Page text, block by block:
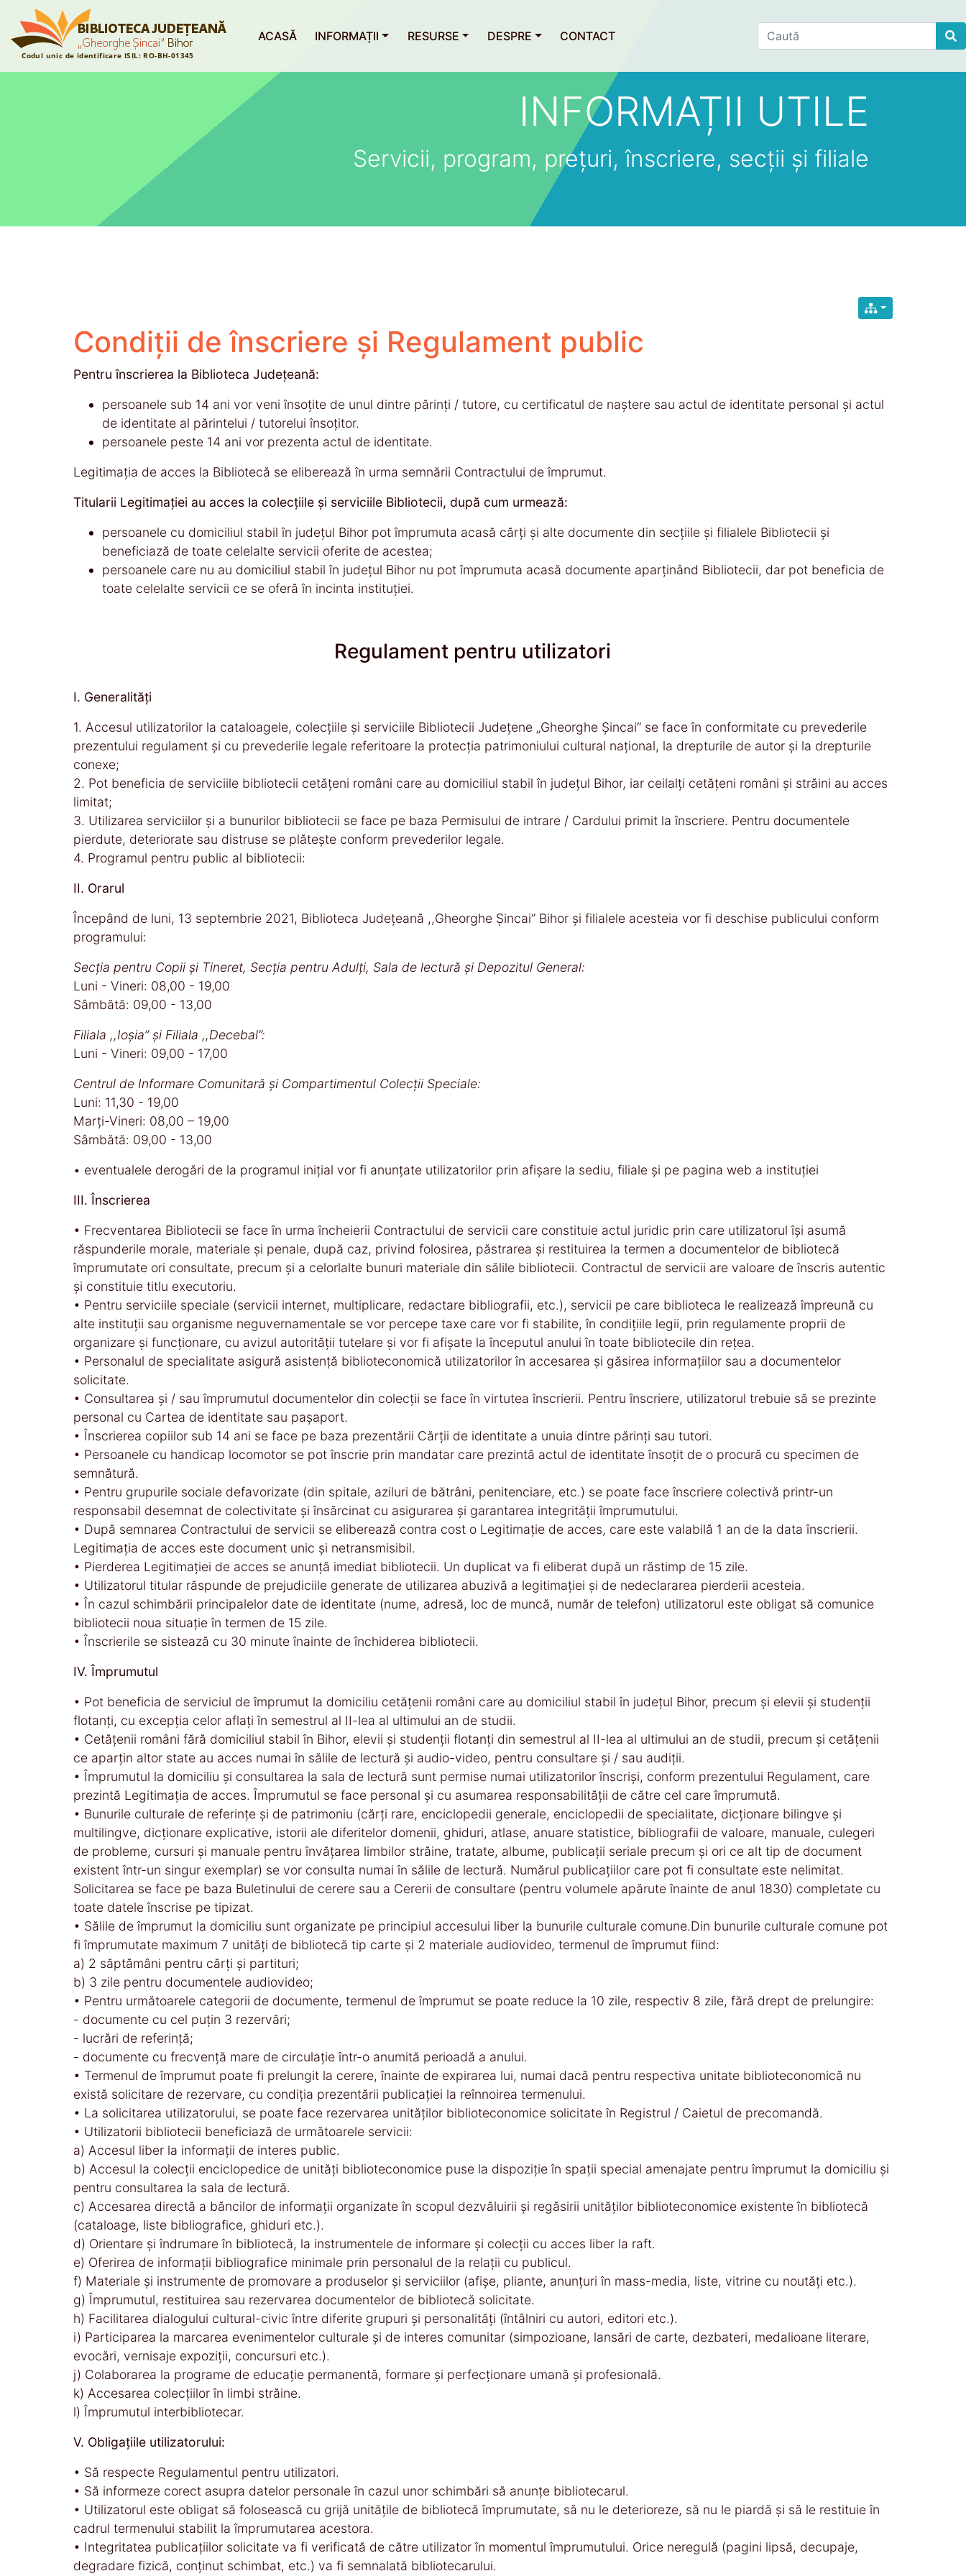
ACASĂ INFORMAȚII RESURSE DESPRE CONTACT
Find
INFORMAȚII UTILE
Servicii, program, prețuri, înscriere, secții și filiale
Condiţii de înscriere și Regulament public
Pentru înscrierea la Biblioteca Judeţeană:
persoanele sub 14 ani vor veni însoţite de unul dintre părinţi / tutore, cu certificatul de naştere sau actul de identitate personal şi actul
de identitate al părintelui / tutorelui însoţitor.
persoanele peste 14 ani vor prezenta actul de identitate.
Legitimaţia de acces la Bibliotecă se eliberează în urma semnării Contractului de împrumut.
Titularii Legitimaţiei au acces la colecţiile şi serviciile Bibliotecii, după cum urmează:
persoanele cu domiciliul stabil în judeţul Bihor pot împrumuta acasă cărţi şi alte documente din secţiile şi filialele Bibliotecii şi
beneficiază de toate celelalte servicii oferite de acestea;
persoanele care nu au domiciliul stabil în judeţul Bihor nu pot împrumuta acasă documente aparţinând Bibliotecii, dar pot beneficia de
toate celelalte servicii ce se oferă în incinta instituţiei.
Regulament pentru utilizatori
I. Generalităţi
1. Accesul utilizatorilor la cataloagele, colecţiile şi serviciile Bibliotecii Judeţene „Gheorghe Șincai“ se face în conformitate cu prevederile
prezentului regulament şi cu prevederile legale referitoare la protecţia patrimoniului cultural naţional, la drepturile de autor şi la drepturile
conexe;
2. Pot beneficia de serviciile bibliotecii cetăţeni români care au domiciliul stabil în judeţul Bihor, iar ceilalţi cetăţeni români şi străini au acces
limitat;
3. Utilizarea serviciilor şi a bunurilor bibliotecii se face pe baza Permisului de intrare / Cardului primit la înscriere. Pentru documentele
pierdute, deteriorate sau distruse se plăteşte conform prevederilor legale.
4. Programul pentru public al bibliotecii:
II. Orarul
Începând de luni, 13 septembrie 2021, Biblioteca Județeană ,,Gheorghe Șincai” Bihor și filialele acesteia vor fi deschise publicului conform
programului:
Secția pentru Copii și Tineret, Secția pentru Adulți, Sala de lectură și Depozitul General:
Luni - Vineri: 08,00 - 19,00
Sâmbătă: 09,00 - 13,00
Filiala ,,Ioșia” și Filiala ,,Decebal”:
Luni - Vineri: 09,00 - 17,00
Centrul de Informare Comunitară și Compartimentul Colecții Speciale:
Luni: 11,30 - 19,00
Marți-Vineri: 08,00 – 19,00
Sâmbătă: 09,00 - 13,00
• eventualele derogări de la programul inițial vor fi anunțate utilizatorilor prin afișare la sediu, filiale și pe pagina web a instituției
III. Înscrierea
• Frecventarea Bibliotecii se face în urma încheierii Contractului de servicii care constituie actul juridic prin care utilizatorul îşi asumă
răspunderile morale, materiale şi penale, după caz, privind folosirea, păstrarea şi restituirea la termen a documentelor de bibliotecă
împrumutate ori consultate, precum şi a celorlalte bunuri materiale din sălile bibliotecii. Contractul de servicii are valoare de înscris autentic
şi constituie titlu executoriu.
• Pentru serviciile speciale (servicii internet, multiplicare, redactare bibliografii, etc.), servicii pe care biblioteca le realizează împreună cu
alte instituţii sau organisme neguvernamentale se vor percepe taxe care vor fi stabilite, în condiţiile legii, prin regulamente proprii de
organizare şi funcţionare, cu avizul autorităţii tutelare şi vor fi afişate la începutul anului în toate bibliotecile din reţea.
• Personalul de specialitate asigură asistenţă biblioteconomică utilizatorilor în accesarea şi găsirea informaţiilor sau a documentelor
solicitate.
• Consultarea şi / sau împrumutul documentelor din colecţii se face în virtutea înscrierii. Pentru înscriere, utilizatorul trebuie să se prezinte
personal cu Cartea de identitate sau pașaport.
• Înscrierea copiilor sub 14 ani se face pe baza prezentării Cărţii de identitate a unuia dintre părinţi sau tutori.
• Persoanele cu handicap locomotor se pot înscrie prin mandatar care prezintă actul de identitate însoţit de o procură cu specimen de
semnătură.
• Pentru grupurile sociale defavorizate (din spitale, aziluri de bătrâni, penitenciare, etc.) se poate face înscriere colectivă printr-un
responsabil desemnat de colectivitate şi însărcinat cu asigurarea şi garantarea integrităţii împrumutului.
• După semnarea Contractului de servicii se eliberează contra cost o Legitimaţie de acces, care este valabilă 1 an de la data înscrierii.
Legitimaţia de acces este document unic și netransmisibil.
• Pierderea Legitimaţiei de acces se anunţă imediat bibliotecii. Un duplicat va fi eliberat după un răstimp de 15 zile.
• Utilizatorul titular răspunde de prejudiciile generate de utilizarea abuzivă a legitimaţiei şi de nedeclararea pierderii acesteia.
• În cazul schimbării principalelor date de identitate (nume, adresă, loc de muncă, număr de telefon) utilizatorul este obligat să comunice
bibliotecii noua situaţie în termen de 15 zile.
• Înscrierile se sistează cu 30 minute înainte de închiderea bibliotecii.
IV. Împrumutul
• Pot beneficia de serviciul de împrumut la domiciliu cetăţenii români care au domiciliul stabil în judeţul Bihor, precum şi elevii şi studenţii
flotanţi, cu excepţia celor aflaţi în semestrul al II-lea al ultimului an de studii.
• Cetăţenii români fără domiciliul stabil în Bihor, elevii şi studenţii flotanţi din semestrul al II-lea al ultimului an de studii, precum şi cetăţenii
ce aparţin altor state au acces numai în sălile de lectură şi audio-video, pentru consultare şi / sau audiţii.
• Împrumutul la domiciliu şi consultarea la sala de lectură sunt permise numai utilizatorilor înscrişi, conform prezentului Regulament, care
prezintă Legitimaţia de acces. Împrumutul se face personal şi cu asumarea responsabilităţii de către cel care împrumută.
• Bunurile culturale de referinţe şi de patrimoniu (cărţi rare, enciclopedii generale, enciclopedii de specialitate, dicţionare bilingve şi
multilingve, dicţionare explicative, istorii ale diferitelor domenii, ghiduri, atlase, anuare statistice, bibliografii de valoare, manuale, culegeri
de probleme, cursuri şi manuale pentru învăţarea limbilor străine, tratate, albume, publicaţii seriale precum şi ori ce alt tip de document
existent într-un singur exemplar) se vor consulta numai în sălile de lectură. Numărul publicaţiilor care pot fi consultate este nelimitat.
Solicitarea se face pe baza Buletinului de cerere sau a Cererii de consultare (pentru volumele apărute înainte de anul 1830) completate cu
toate datele înscrise pe tipizat.
• Sălile de împrumut la domiciliu sunt organizate pe principiul accesului liber la bunurile culturale comune.Din bunurile culturale comune pot
fi împrumutate maximum 7 unităţi de bibliotecă tip carte şi 2 materiale audiovideo, termenul de împrumut fiind:
a) 2 săptămâni pentru cărţi şi partituri;
b) 3 zile pentru documentele audiovideo;
• Pentru următoarele categorii de documente, termenul de împrumut se poate reduce la 10 zile, respectiv 8 zile, fără drept de prelungire:
- documente cu cel puţin 3 rezervări;
- lucrări de referinţă;
- documente cu frecvenţă mare de circulaţie într-o anumită perioadă a anului.
• Termenul de împrumut poate fi prelungit la cerere, înainte de expirarea lui, numai dacă pentru respectiva unitate biblioteconomică nu
există solicitare de rezervare, cu condiţia prezentării publicaţiei la reînnoirea termenului.
• La solicitarea utilizatorului, se poate face rezervarea unităţilor biblioteconomice solicitate în Registrul / Caietul de precomandă.
• Utilizatorii bibliotecii beneficiază de următoarele servicii:
a) Accesul liber la informaţii de interes public.
b) Accesul la colecţii enciclopedice de unităţi biblioteconomice puse la dispoziţie în spaţii special amenajate pentru împrumut la domiciliu şi
pentru consultarea la sala de lectură.
c) Accesarea directă a băncilor de informaţii organizate în scopul dezvăluirii şi regăsirii unităţilor biblioteconomice existente în bibliotecă
(cataloage, liste bibliografice, ghiduri etc.).
d) Orientare şi îndrumare în bibliotecă, la instrumentele de informare şi colecţii cu acces liber la raft.
e) Oferirea de informaţii bibliografice minimale prin personalul de la relaţii cu publicul.
f) Materiale şi instrumente de promovare a produselor şi serviciilor (afişe, pliante, anunţuri în mass-media, liste, vitrine cu noutăţi etc.).
g) Împrumutul, restituirea sau rezervarea documentelor de bibliotecă solicitate.
h) Facilitarea dialogului cultural-civic între diferite grupuri şi personalităţi (întâlniri cu autori, editori etc.).
i) Participarea la marcarea evenimentelor culturale şi de interes comunitar (simpozioane, lansări de carte, dezbateri, medalioane literare,
evocări, vernisaje expoziţii, concursuri etc.).
j) Colaborarea la programe de educaţie permanentă, formare şi perfecţionare umană şi profesională.
k) Accesarea colecţiilor în limbi străine.
l) Împrumutul interbibliotecar.
V. Obligațiile utilizatorului:
• Să respecte Regulamentul pentru utilizatori.
• Să informeze corect asupra datelor personale în cazul unor schimbări să anunțe bibliotecarul.
• Utilizatorul este obligat să folosească cu grijă unităţile de bibliotecă împrumutate, să nu le deterioreze, să nu le piardă şi să le restituie în
cadrul termenului stabilit la împrumutarea acestora.
• Integritatea publicaţiilor solicitate va fi verificată de către utilizator în momentul împrumutului. Orice neregulă (pagini lipsă, decupaje,
degradare fizică, conţinut schimbat, etc.) va fi semnalată bibliotecarului.